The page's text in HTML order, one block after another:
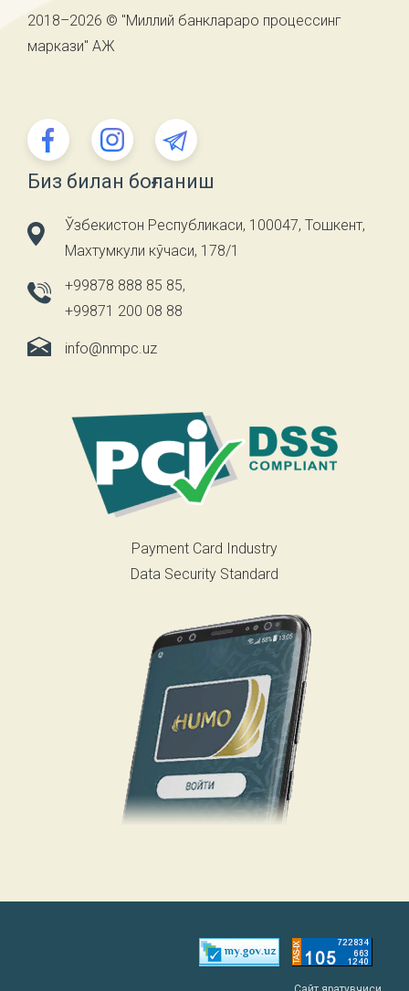
2018–2026 © "Миллий банклараро процессинг
маркази" АЖ
Биз билан боғланиш
Ўзбекистон Республикаси, 100047, Тошкент,
Махтумкули кўчаси, 178/1
+99878 888 85 85,
+99871 200 08 88
info@nmpc.uz
Payment Card Industry
Data Security Standard